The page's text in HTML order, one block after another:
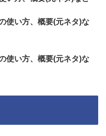
使い方、概要(元ネタ)な
使い方、概要(元ネタ)な